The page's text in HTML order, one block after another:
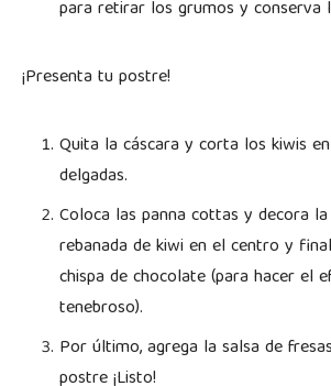
para retirar los grumos y conserva
¡Presenta tu postre!
Quita la cáscara y corta los kiwis
delgadas.
Coloca las panna cottas y decora
rebanada de kiwi en el centro y
chispa de chocolate (para hacer el
tenebroso).
Por último, agrega la salsa de